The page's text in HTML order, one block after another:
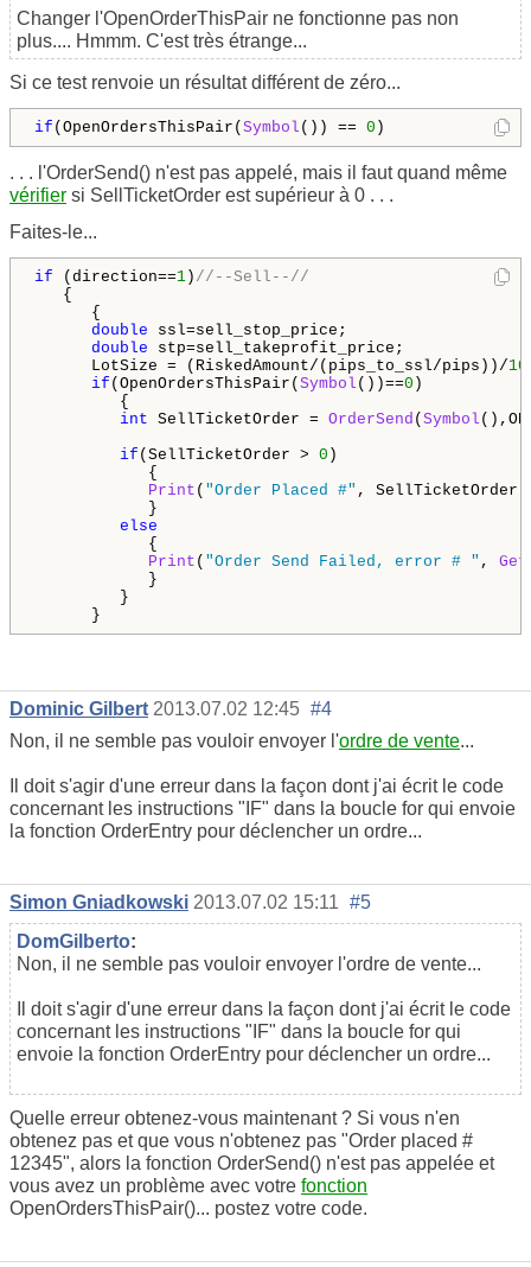
Changer l'OpenOrderThisPair ne fonctionne pas non
plus.... Hmmm. C'est très étrange...
Si ce test renvoie un résultat différent de zéro...
if (OpenOrdersThisPair( Symbol ()) == 0 )
. . . l'OrderSend() n'est pas appelé, mais il faut quand même
vérifier si SellTicketOrder est supérieur à 0 . . .
Faites-le...
if (direction==1 ) //--Sell--//
{
{
double ssl=sell_stop_price;
double stp=sell_takeprofit_price;
LotSize = (RiskedAmount/(pips_to_ssl/pips))/10
if (OpenOrdersThisPair( Symbol ())==0 )
{
int SellTicketOrder = OrderSend ( Symbol
if (SellTicketOrder > 0 )
{
Print ( "Order Placed #" ,
}
else
{
Print ( "Order Send Failed, error # " ,
}
}
}
Dominic Gilbert 2013.07.02 12:45 #4
Non, il ne semble pas vouloir envoyer l'ordre de vente...
Il doit s'agir d'une erreur dans la façon dont j'ai écrit le code
concernant les instructions "IF" dans la boucle for qui envoie
la fonction OrderEntry pour déclencher un ordre...
Simon Gniadkowski 2013.07.02 15:11 #5
DomGilberto:
Non, il ne semble pas vouloir envoyer l'ordre de vente...
Il doit s'agir d'une erreur dans la façon dont j'ai écrit le code
concernant les instructions "IF" dans la boucle for qui
envoie la fonction OrderEntry pour déclencher un ordre...
Quelle erreur obtenez-vous maintenant ? Si vous n'en
obtenez pas et que vous n'obtenez pas "Order placed #
12345", alors la fonction OrderSend() n'est pas appelée et
vous avez un problème avec votre fonction
OpenOrdersThisPair()... postez votre code.